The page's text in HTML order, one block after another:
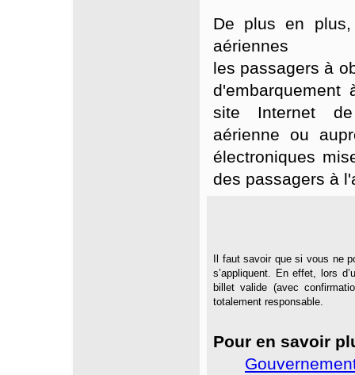
De plus en
aériennes
les passagers à
site Internet
aérienne ou
électroniques
des passagers à
Il faut savoir que si vous ne
s’appliquent. En effet, lors
billet valide (avec
totalement responsable.
Pour en savoir